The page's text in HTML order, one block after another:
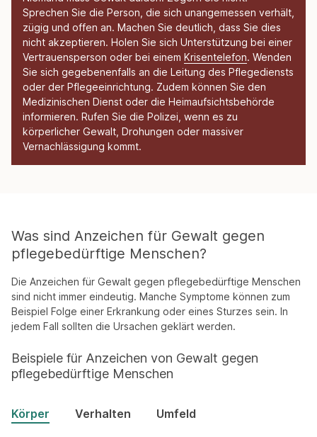
Sprechen Sie die Person, die sich unangemessen verhält,
zügig und offen an. Machen Sie deutlich, dass Sie dies
nicht akzeptieren. Holen Sie sich Unterstützung bei einer
Vertrauensperson oder bei einem Krisentelefon. Wenden
Sie sich gegebenenfalls an die Leitung des Pflegediensts
oder der Pflegeeinrichtung. Zudem können Sie den
Medizinischen Dienst oder die Heimaufsichtsbehörde
informieren. Rufen Sie die Polizei, wenn es zu
körperlicher Gewalt, Drohungen oder massiver
Vernachlässigung kommt.
Was sind Anzeichen für Gewalt gegen
pflegebedürftige Menschen?
Die Anzeichen für Gewalt gegen pflegebedürftige Menschen
sind nicht immer eindeutig. Manche Symptome können zum
Beispiel Folge einer Erkrankung oder eines Sturzes sein. In
jedem Fall sollten die Ursachen geklärt werden.
Beispiele für Anzeichen von Gewalt gegen
pflegebedürftige Menschen
Körper Verhalten Umfeld